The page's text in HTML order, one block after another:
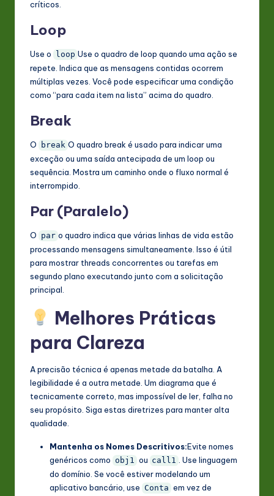
críticos.
Loop
Use o loop Use o quadro de loop quando uma ação se
repete. Indica que as mensagens contidas ocorrem
múltiplas vezes. Você pode especificar uma condição
como “para cada item na lista” acima do quadro.
Break
O break O quadro break é usado para indicar uma
exceção ou uma saída antecipada de um loop ou
sequência. Mostra um caminho onde o fluxo normal é
interrompido.
Par (Paralelo)
O par o quadro indica que várias linhas de vida estão
processando mensagens simultaneamente. Isso é útil
para mostrar threads concorrentes ou tarefas em
segundo plano executando junto com a solicitação
principal.
Melhores Práticas
para Clareza
A precisão técnica é apenas metade da batalha. A
legibilidade é a outra metade. Um diagrama que é
tecnicamente correto, mas impossível de ler, falha no
seu propósito. Siga estas diretrizes para manter alta
qualidade.
Mantenha os Nomes Descritivos:Evite nomes
genéricos como obj1 ou call1 . Use linguagem
do domínio. Se você estiver modelando um
aplicativo bancário, use Conta em vez de